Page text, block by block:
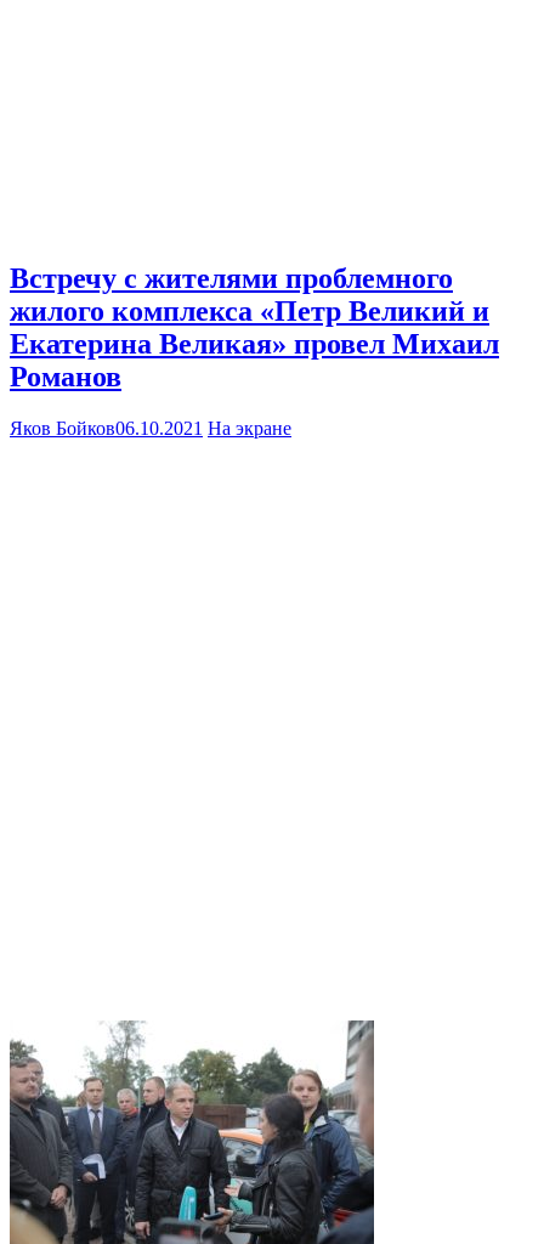
Встречу с жителями проблемного
жилого комплекса «Петр Великий и
Екатерина Великая» провел Михаил
Романов
Яков Бойков06.10.2021 На экране